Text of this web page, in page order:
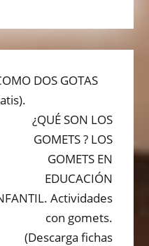
DOS GOTAS
Next
post:
¿QUÉ SON LOS
GOMETS ? LOS
GOMETS EN
EDUCACIÓN
Actividades
con gomets.
(Descarga fichas